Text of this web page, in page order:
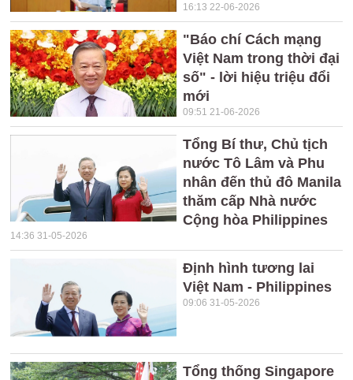
16:13 22-06-2026
"Báo chí Cách mạng
Việt Nam trong thời đại
số" - lời hiệu triệu đổi
mới
09:51 21-06-2026
Tổng Bí thư, Chủ tịch
nước Tô Lâm và Phu
nhân đến thủ đô Manila
thăm cấp Nhà nước
Cộng hòa Philippines
14:36 31-05-2026
Định hình tương lai
Việt Nam - Philippines
09:06 31-05-2026
Tổng thống Singapore